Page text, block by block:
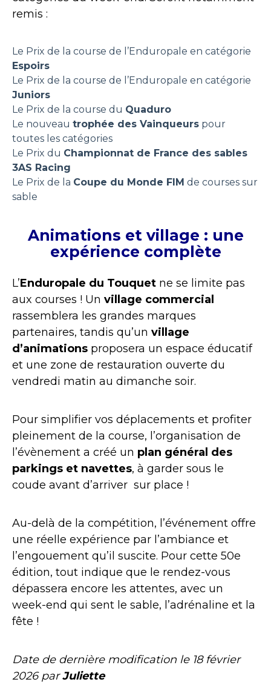
remis :
Le Prix de la course de l’Enduropale en catégorie
Espoirs
Le Prix de la course de l’Enduropale en catégorie
Juniors
Le Prix de la course du Quaduro
Le nouveau trophée des Vainqueurs pour
toutes les catégories
Le Prix du Championnat de France des sables
3AS Racing
Le Prix de la Coupe du Monde FIM de courses sur
sable
Animations et village : une
expérience complète
L’Enduropale du Touquet ne se limite pas
aux courses ! Un village commercial
rassemblera les grandes marques
partenaires, tandis qu’un village
d’animations proposera un espace éducatif
et une zone de restauration ouverte du
vendredi matin au dimanche soir.
Pour simplifier vos déplacements et profiter
pleinement de la course, l’organisation de
l’évènement a créé un plan général des
parkings et navettes, à garder sous le
coude avant d’arriver sur place !
Au-delà de la compétition, l’événement offre
une réelle expérience par l’ambiance et
l’engouement qu’il suscite. Pour cette 50e
édition, tout indique que le rendez-vous
dépassera encore les attentes, avec un
week-end qui sent le sable, l’adrénaline et la
fête !
Date de dernière modification le 18 février
2026parJuliette